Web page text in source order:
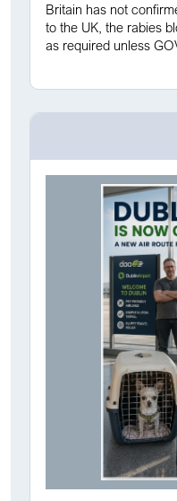
Britain has not
to the UK, the rabies
as required unless